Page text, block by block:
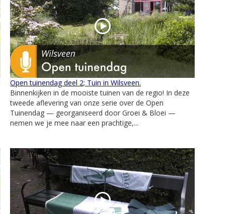
Open tuinendag deel 2; Tuin in Wilsveen.
Binnenkijken in de mooiste tuinen van de regio! In deze
tweede aflevering van onze serie over de Open
Tuinendag — georganiseerd door Groei & Bloei —
nemen we je mee naar een prachtige,...